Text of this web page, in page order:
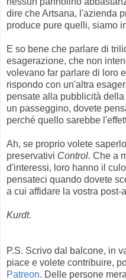
dire che Artsana, l'azienda
produce pure quelli, siamo
E so bene che parlare di
esagerazione, che non
volevano far parlare di loro
rispondo con un'altra
pensate alla pubblicità
un passeggino, dovete
perché quello sarebbe
Ah, se proprio volete
preservativi Control. Che a
d'interessi, loro hanno il
pensateci quando dovete
a cui affidare la vostra post-
Kurdt.
P.S. Scrivo dal balcone, in
piace e volete contribuire,
Patreon. Delle persone